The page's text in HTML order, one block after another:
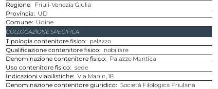
regione
Friuli-Venezia Giulia
provincia
UD
comune
Udine
COLLOCAZIONE SPECIFICA
Tipologia contenitore fisico
palazzo
Qualificazione contenitore fisico
nobiliare
Denominazione contenitore fisico
Palazzo Mantica
Uso contenitore fisico
sede
Indicazioni viabilistiche Via Manin, 18
Denominazione contenitore giuridico
Società Filologica Friulana